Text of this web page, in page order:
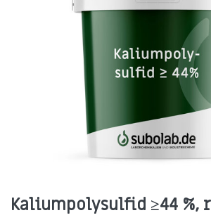
Kaliumpolysulfid ≥44 %,